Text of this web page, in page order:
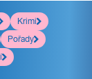
Krimi
Pořady